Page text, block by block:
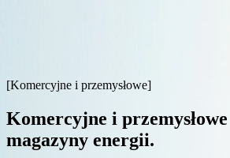
Komercyjne i przemysłowe magazyny
Redukcja opłat za moc szczytową,
wysoka dostępność 24/7 dla firm.
[Komercyjne i przemysłowe]
Komercyjne i przemysłowe
magazyny energii.